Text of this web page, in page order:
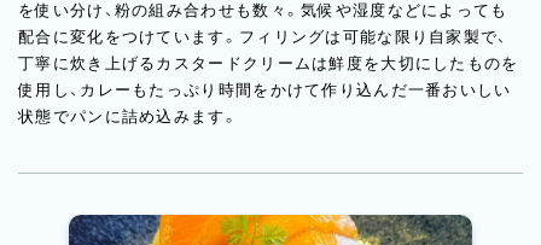
を使い分け、粉の組み合わせも数々。気候や湿度などによっても
配合に変化をつけています。フィリングは可能な限り自家製で、
丁寧に炊き上げるカスタードクリームは鮮度を大切にしたものを
使用し、カレーもたっぷり時間をかけて作り込んだ一番おいしい
状態でパンに詰め込みます。